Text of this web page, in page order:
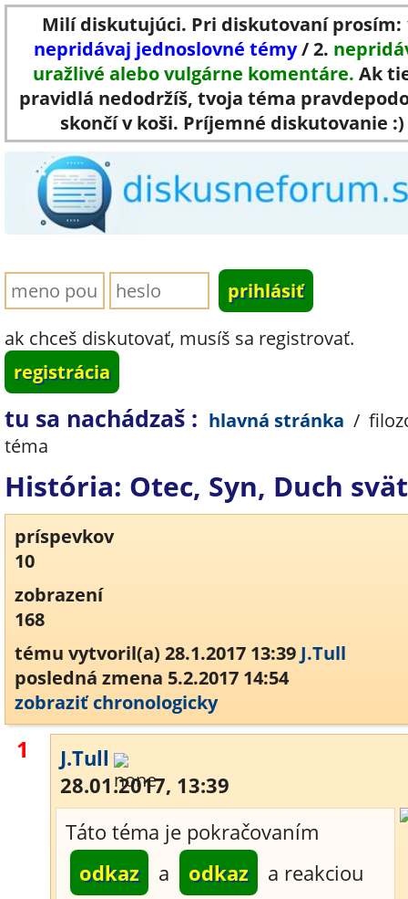
Milí diskutujúci. Pri diskutovaní prosím:
nepridávaj jednoslovné témy/ 2.
uražlivé alebo vulgárne komentáre. Ak
pravidlá nedodržíš, tvoja téma
skončí v koši. Príjemné diskutovanie :)
ak chceš diskutovať, musíš sa registrovať.
registrácia
tu sa nachádzaš : hlavná stránka /
téma
História: Otec, Syn, Duch
príspevkov
10
zobrazení
168
tému vytvoril(a) 28.1.2017 13:39 J.Tull
posledná zmena 5.2.2017 14:54
zobraziť chronologicky
1
J.Tull
28.01.2017, 13:39
Táto téma je pokračovaním
odkaz
a odkaz
a reakciou